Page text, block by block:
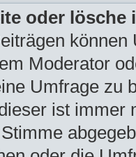
oder lösche
Moderator
Umfrage zu
ist immer